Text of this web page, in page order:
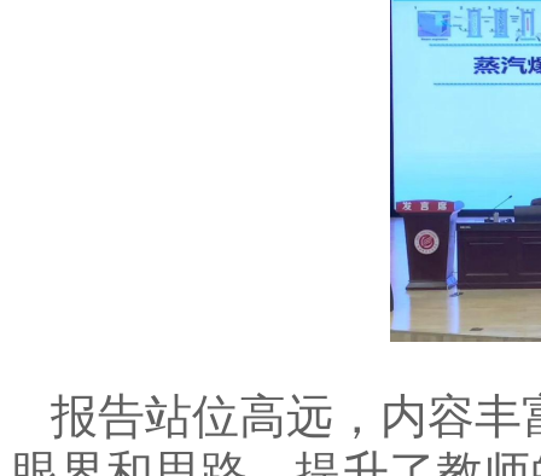
报告站位高远，内容